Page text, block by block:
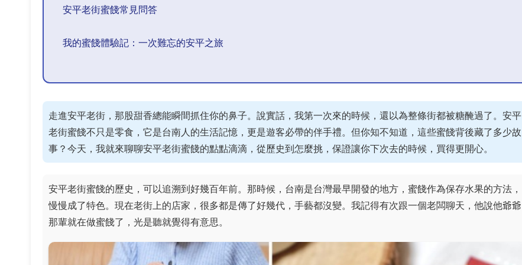
安平老街蜜餞常見問答
我的蜜餞體驗記：一次難忘的安平之旅
走進安平老街，那股甜香總能瞬間抓住你的鼻子。說實話，我第一次來的時候，還以為整條街都被糖醃過了。安平
老街蜜餞不只是零食，它是台南人的生活記憶，更是遊客必帶的伴手禮。但你知不知道，這些蜜餞背後藏了多少故
事？今天，我就來聊聊安平老街蜜餞的點點滴滴，從歷史到怎麼挑，保證讓你下次去的時候，買得更開心。
安平老街蜜餞的歷史，可以追溯到好幾百年前。那時候，台南是台灣最早開發的地方，蜜餞作為保存水果的方法，
慢慢成了特色。現在老街上的店家，很多都是傳了好幾代，手藝都沒變。我記得有次跟一個老闆聊天，他說他爺爺
那輩就在做蜜餞了，光是聽就覺得有意思。